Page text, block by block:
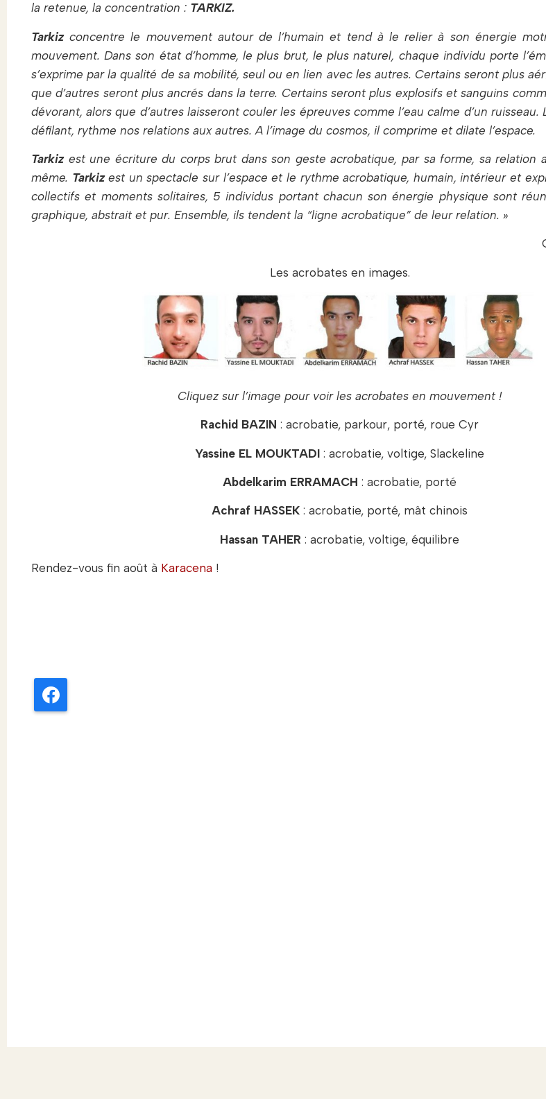
la retenue, la concentration : TARKIZ.
Tarkizconcentre le mouvement autour de l’humain et tend à le relier à son énergie
mouvement. Dans son état d’homme, le plus brut, le plus naturel, chaque individu porte
s’exprime par la qualité de sa mobilité, seul ou en lien avec les autres. Certains seront plus
que d’autres seront plus ancrés dans la terre. Certains seront plus explosifs et sanguins
dévorant, alors que d’autres laisseront couler les épreuves comme l’eau calme d’un
défilant, rythme nos relations aux autres. A l’image du cosmos, il comprime et dilate l’espace.
Tarkizest une écriture du corps brut dans son geste acrobatique, par sa forme, sa relation
même. Tarkizest un spectacle sur l’espace et le rythme acrobatique, humain, intérieur et
collectifs et moments solitaires, 5 individus portant chacun son énergie physique sont
graphique, abstrait et pur. Ensemble, ils tendent la “ligne acrobatique” de leur relation. »
Les acrobates en images.
Cliquez sur l’image pour voir les acrobates en mouvement !
Rachid BAZIN : acrobatie, parkour, porté, roue Cyr
Yassine EL MOUKTADI : acrobatie, voltige, Slackeline
Abdelkarim ERRAMACH : acrobatie, porté
Achraf HASSEK : acrobatie, porté, mât chinois
Hassan TAHER : acrobatie, voltige, équilibre
Rendez-vous fin août à Karacena !